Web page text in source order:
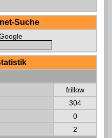
Suche
frillow
304
0
2